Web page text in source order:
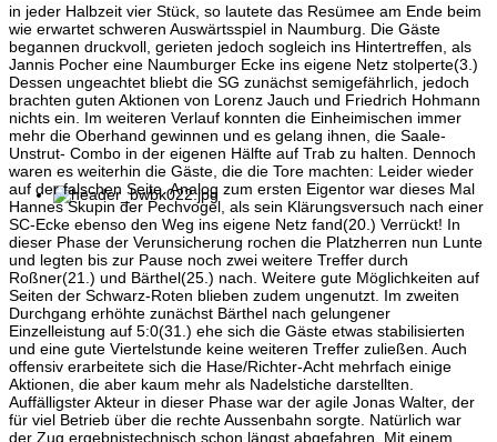
in jeder Halbzeit vier Stück, so lautete das Resümee am Ende beim
wie erwartet schweren Auswärtsspiel in Naumburg. Die Gäste
begannen druckvoll, gerieten jedoch sogleich ins Hintertreffen, als
Jannis Pocher eine Naumburger Ecke ins eigene Netz stolperte(3.)
Dessen ungeachtet bliebt die SG zunächst semigefährlich, jedoch
brachten guten Aktionen von Lorenz Jauch und Friedrich Hohmann
nichts ein. Im weiteren Verlauf konnten die Einheimischen immer
mehr die Oberhand gewinnen und es gelang ihnen, die Saale-
Unstrut- Combo in der eigenen Hälfte auf Trab zu halten. Dennoch
waren es weiterhin die Gäste, die die Tore machten: Leider wieder
auf der falschen Seite. Analog zum ersten Eigentor war dieses Mal
Hannes Skupin der Pechvogel, als sein Klärungsversuch nach einer
SC-Ecke ebenso den Weg ins eigene Netz fand(20.) Verrückt! In
dieser Phase der Verunsicherung rochen die Platzherren nun Lunte
und legten bis zur Pause noch zwei weitere Treffer durch
Roßner(21.) und Bärthel(25.) nach. Weitere gute Möglichkeiten auf
Seiten der Schwarz-Roten blieben zudem ungenutzt. Im zweiten
Durchgang erhöhte zunächst Bärthel nach gelungener
Einzelleistung auf 5:0(31.) ehe sich die Gäste etwas stabilisierten
und eine gute Viertelstunde keine weiteren Treffer zuließen. Auch
offensiv erarbeitete sich die Hase/Richter-Acht mehrfach einige
Aktionen, die aber kaum mehr als Nadelstiche darstellten.
Auffälligster Akteur in dieser Phase war der agile Jonas Walter, der
für viel Betrieb über die rechte Aussenbahn sorgte. Natürlich war
der Zug ergebnistechnisch schon längst abgefahren. Mit einem